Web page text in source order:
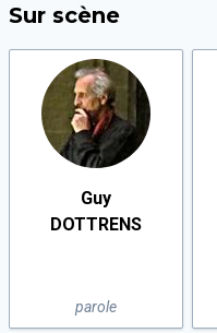
Sur scène
Guy
DOTTRENS
parole